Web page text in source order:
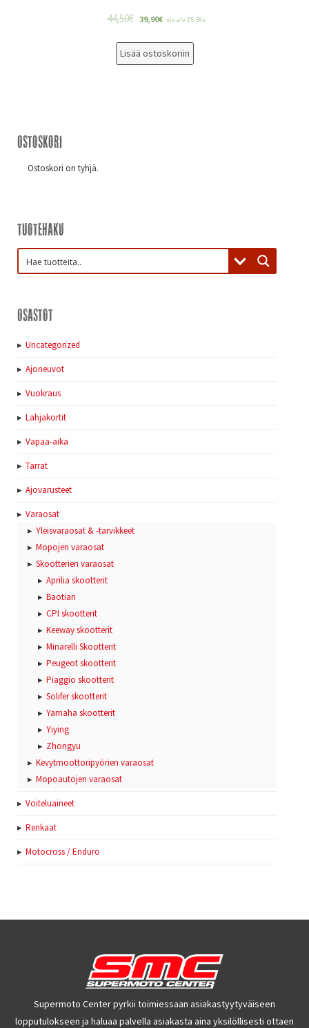
44,50€ 39,90€ sis alv 25.5%
Lisää ostoskoriin
Ostoskori
Ostoskori on tyhjä.
Tuotehaku
Osastot
Uncategorized
Ajoneuvot
Vuokraus
Lahjakortit
Vapaa-aika
Tarrat
Ajovarusteet
Varaosat
Yleisvaraosat & -tarvikkeet
Mopojen varaosat
Skootterien varaosat
Aprilia skootterit
Baotian
CPI skootterit
Keeway skootterit
Minarelli Skootterit
Peugeot skootterit
Piaggio skootterit
Solifer skootterit
Yamaha skootterit
Yiying
Zhongyu
Kevytmoottoripyörien varaosat
Mopoautojen varaosat
Voiteluaineet
Renkaat
Motocross / Enduro
Supermoto Center pyrkii toimiessaan asiakastyytyväiseen
lopputulokseen ja haluaa palvella asiakasta aina yksilöllisesti ottaen